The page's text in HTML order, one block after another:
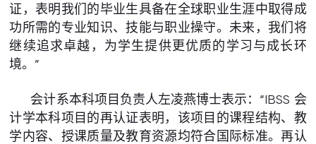
证，表明我们的毕业生具备在全球职业生涯中取得成
功所需的专业知识、技能与职业操守。未来，我们将
继续追求卓越，为学生提供更优质的学习与成长环
境。”
会计系本科项目负责人左凌燕博士表示：“IBSS 会
计学本科项目的再认证表明，该项目的课程结构、教
学内容、授课质量及教育资源均符合国际标准。再认